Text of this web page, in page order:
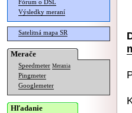
Fórum o DSL
Výsledky meraní
Satelitná mapa SR
Merače
Speedmeter Merania
Pingmeter
Googlemeter
Hľadanie